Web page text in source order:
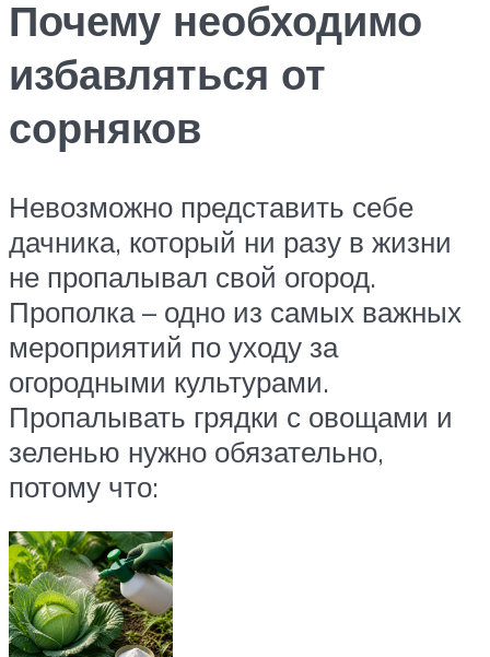
Почему необходимо
избавляться от
сорняков
Невозможно представить себе
дачника, который ни разу в жизни
не пропалывал свой огород.
Прополка – одно из самых важных
мероприятий по уходу за
огородными культурами.
Пропалывать грядки с овощами и
зеленью нужно обязательно,
потому что: